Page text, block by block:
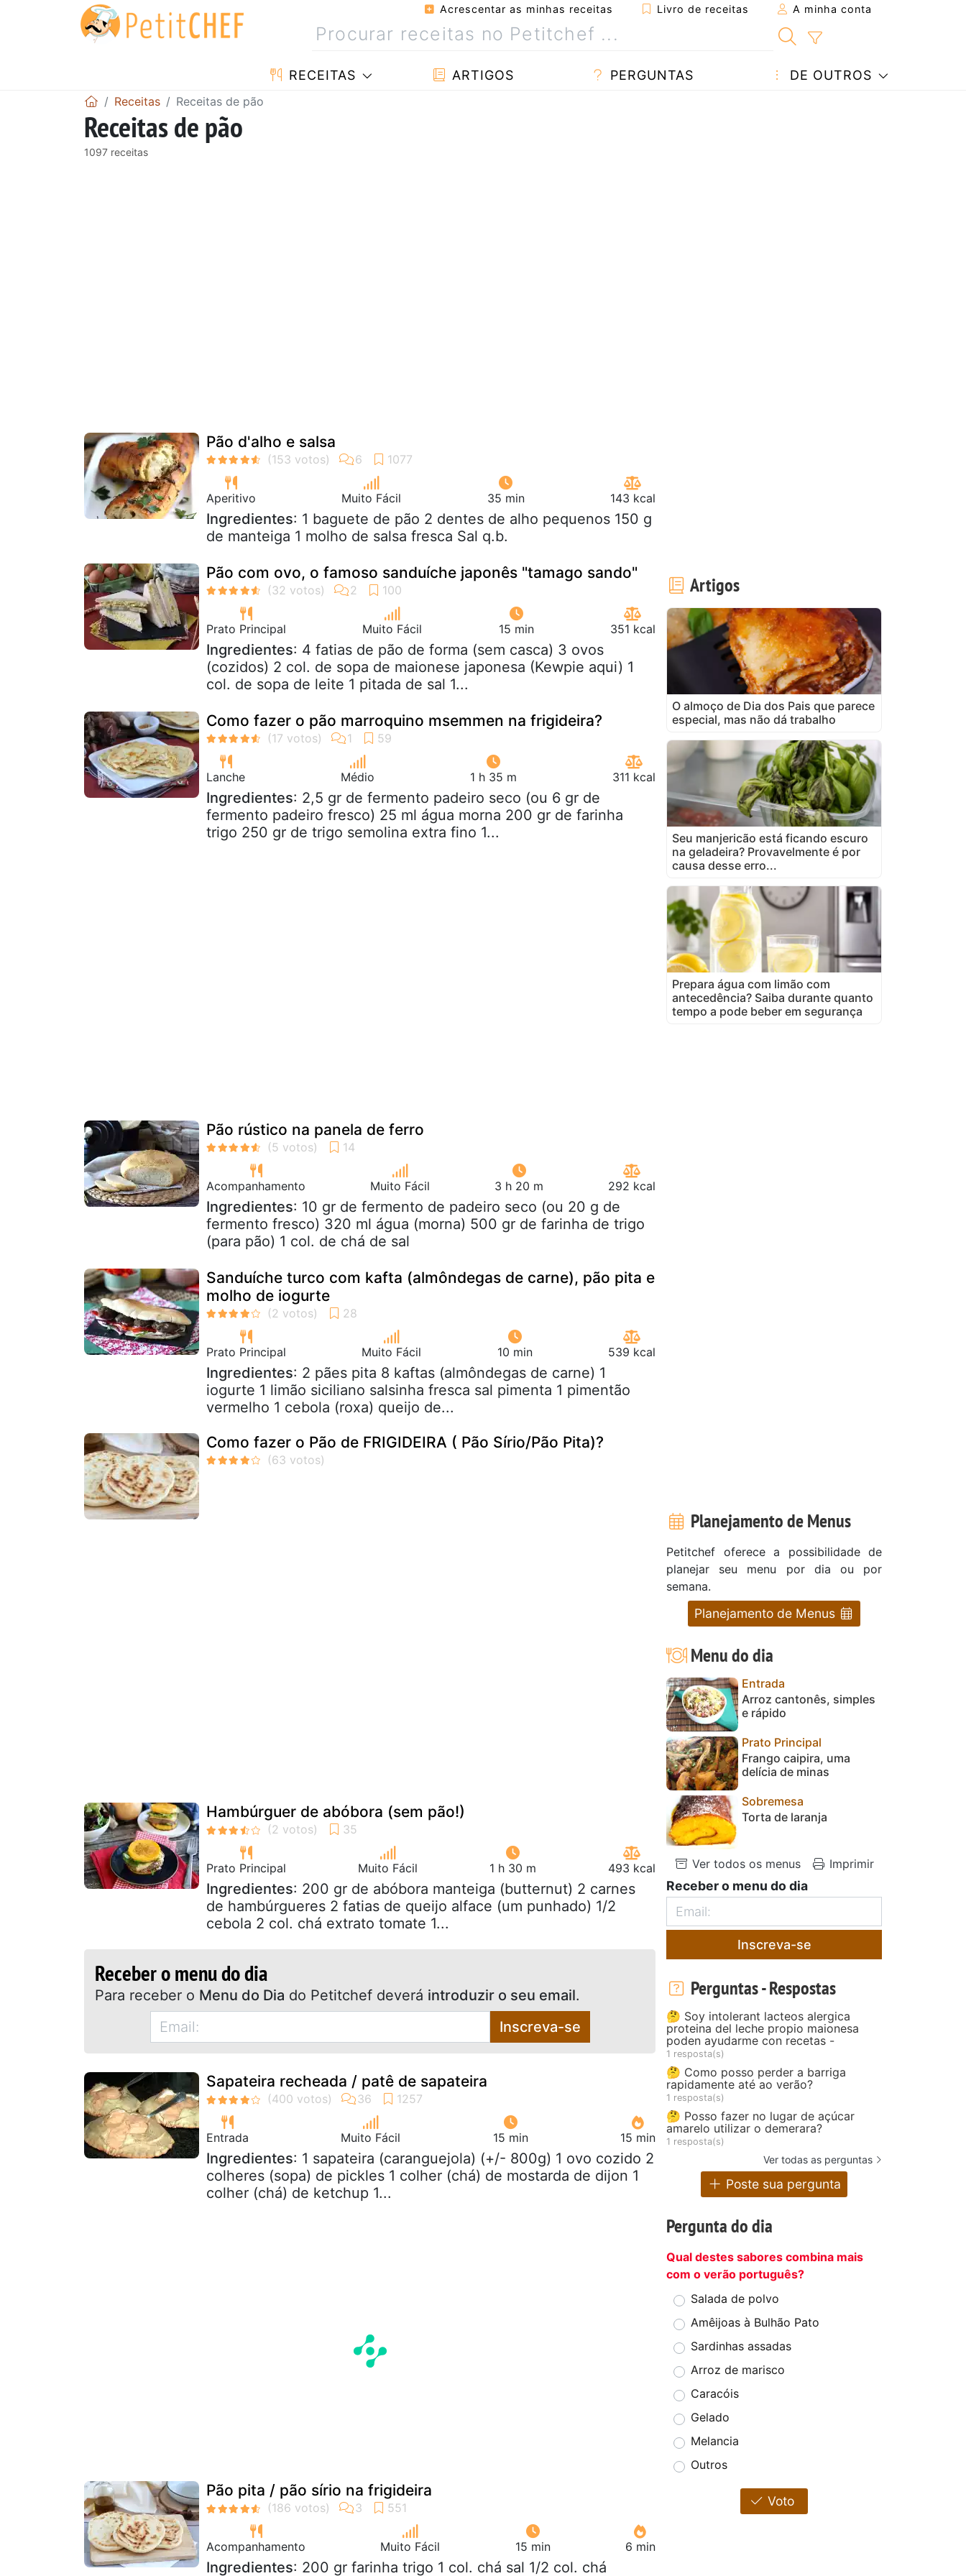
Acrescentar as minhas receitas Livro de receitas A minha conta
RECEITAS ARTIGOS PERGUNTAS DE OUTROS
Receitas Receitas de pão
Receitas de pão
1097 receitas
Pão d'alho e salsa
Aperitivo Muito Fácil 35 min 143 kcal
Ingredientes: 1 baguete de pão 2 dentes de alho pequenos 150 g
de manteiga 1 molho de salsa fresca Sal q.b.
Pão com ovo, o famoso sanduíche japonês "tamago sando"
Prato Principal Muito Fácil 15 min 351 kcal
Ingredientes: 4 fatias de pão de forma (sem casca) 3 ovos
(cozidos) 2 col. de sopa de maionese japonesa (Kewpie aqui) 1
col. de sopa de leite 1 pitada de sal 1...
Como fazer o pão marroquino msemmen na frigideira?
Lanche Médio 1 h 35 m 311 kcal
Ingredientes: 2,5 gr de fermento padeiro seco (ou 6 gr de
fermento padeiro fresco) 25 ml água morna 200 gr de farinha
trigo 250 gr de trigo semolina extra fino 1...
Pão rústico na panela de ferro
Acompanhamento Muito Fácil 3 h 20 m 292 kcal
Ingredientes: 10 gr de fermento de padeiro seco (ou 20 g de
fermento fresco) 320 ml água (morna) 500 gr de farinha de trigo
(para pão) 1 col. de chá de sal
Sanduíche turco com kafta (almôndegas de carne), pão pita e
molho de iogurte
Prato Principal Muito Fácil 10 min 539 kcal
Ingredientes: 2 pães pita 8 kaftas (almôndegas de carne) 1
iogurte 1 limão siciliano salsinha fresca sal pimenta 1 pimentão
vermelho 1 cebola (roxa) queijo de...
Como fazer o Pão de FRIGIDEIRA ( Pão Sírio/Pão Pita)?
Hambúrguer de abóbora (sem pão!)
Prato Principal Muito Fácil 1 h 30 m 493 kcal
Ingredientes: 200 gr de abóbora manteiga (butternut) 2 carnes
de hambúrgueres 2 fatias de queijo alface (um punhado) 1/2
cebola 2 col. chá extrato tomate 1...
Receber o menu do dia
Para receber o Menu do Dia do Petitchef deverá introduzir o seu email.
Inscreva-se
Sapateira recheada / patê de sapateira
Entrada Muito Fácil 15 min 15 min
Ingredientes: 1 sapateira (caranguejola) (+/- 800g) 1 ovo cozido 2
colheres (sopa) de pickles 1 colher (chá) de mostarda de dijon 1
colher (chá) de ketchup 1...
Pão pita / pão sírio na frigideira
Acompanhamento Muito Fácil 15 min 6 min
Ingredientes: 200 gr farinha trigo 1 col. chá sal 1/2 col. chá
Artigos
O almoço de Dia dos Pais que parece
especial, mas não dá trabalho
Seu manjericão está ficando escuro
na geladeira? Provavelmente é por
causa desse erro...
Prepara água com limão com
antecedência? Saiba durante quanto
tempo a pode beber em segurança
Planejamento de Menus
Petitchef oferece a possibilidade de
planejar seu menu por dia ou por
semana.
Planejamento de Menus
Menu do dia
Entrada
Arroz cantonês, simples
e rápido
Prato Principal
Frango caipira, uma
delícia de minas
Sobremesa
Torta de laranja
Ver todos os menus Imprimir
Receber o menu do dia
Inscreva-se
Perguntas - Respostas
🤔 Soy intolerant lacteos alergica
proteina del leche propio maionesa
poden ayudarme con recetas -
1 resposta(s)
🤔 Como posso perder a barriga
rapidamente até ao verão?
1 resposta(s)
🤔 Posso fazer no lugar de açúcar
amarelo utilizar o demerara?
1 resposta(s)
Ver todas as perguntas
Poste sua pergunta
Pergunta do dia
Qual destes sabores combina mais
com o verão português?
Salada de polvo
Amêijoas à Bulhão Pato
Sardinhas assadas
Arroz de marisco
Caracóis
Gelado
Melancia
Outros
Voto